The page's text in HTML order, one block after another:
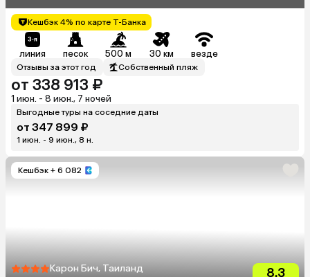
Кешбэк 4% по карте Т-Банка
линия песок 500 м 30 км везде
Отзывы за этот год Собственный пляж
от 338 913 ₽
1 июн. - 8 июн., 7 ночей
Выгодные туры на соседние даты
от 347 899 ₽
1 июн. - 9 июн., 8 н.
Кешбэк + 6 082
Карон Бич, Таиланд 8.3